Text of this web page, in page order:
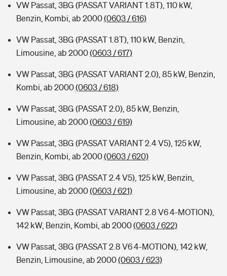
VW Passat, 3BG (PASSAT VARIANT 1.8T), 110 kW,
Benzin, Kombi, ab 2000(0603 / 616)
VW Passat, 3BG (PASSAT 1.8T), 110 kW, Benzin,
Limousine, ab 2000(0603 / 617)
VW Passat, 3BG (PASSAT VARIANT 2.0), 85 kW, Benzin,
Kombi, ab 2000(0603 / 618)
VW Passat, 3BG (PASSAT 2.0), 85 kW, Benzin,
Limousine, ab 2000(0603 / 619)
VW Passat, 3BG (PASSAT VARIANT 2.4 V5), 125 kW,
Benzin, Kombi, ab 2000(0603 / 620)
VW Passat, 3BG (PASSAT 2.4 V5), 125 kW, Benzin,
Limousine, ab 2000(0603 / 621)
VW Passat, 3BG (PASSAT VARIANT 2.8 V6 4-MOTION),
142 kW, Benzin, Kombi, ab 2000(0603 / 622)
VW Passat, 3BG (PASSAT 2.8 V6 4-MOTION), 142 kW,
Benzin, Limousine, ab 2000(0603 / 623)